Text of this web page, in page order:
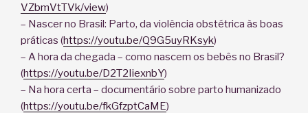
VZbmVtTVk/view)
– Nascer no Brasil: Parto, da violência obstétrica às boas
práticas (https://youtu.be/Q9G5uyRKsyk)
– A hora da chegada – como nascem os bebês no Brasil?
(https://youtu.be/D2T2IiexnbY)
– Na hora certa – documentário sobre parto humanizado
(https://youtu.be/fkGfzptCaME)